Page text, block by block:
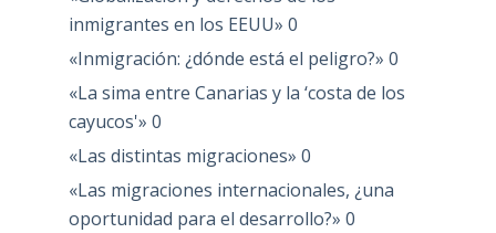
inmigrantes en los EEUU» 0
«Inmigración: ¿dónde está el peligro?» 0
«La sima entre Canarias y la ‘costa de los
cayucos'» 0
«Las distintas migraciones» 0
«Las migraciones internacionales, ¿una
oportunidad para el desarrollo?» 0